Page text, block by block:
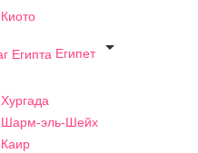
Киото
Египет

Хургада
Шарм-эль-Шейх
Каир